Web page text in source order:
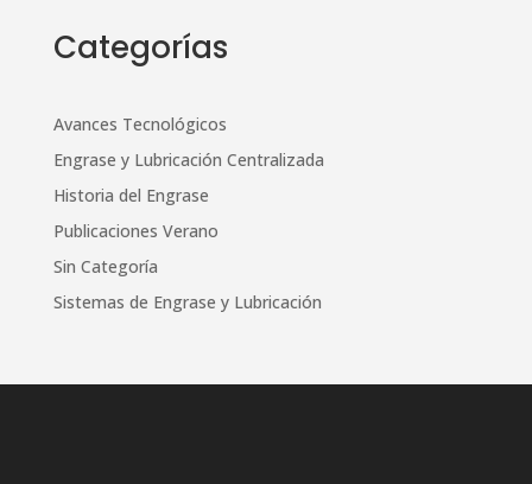
Categorías
Avances Tecnológicos
Engrase y Lubricación Centralizada
Historia del Engrase
Publicaciones Verano
Sin Categoría
Sistemas de Engrase y Lubricación